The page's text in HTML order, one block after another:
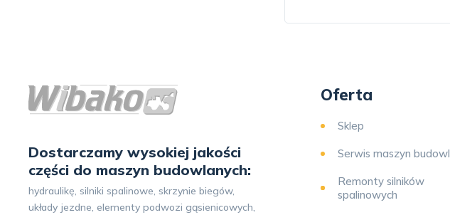
Dostarczamy wysokiej jakości
części do maszyn budowlanych:
hydraulikę, silniki spalinowe, skrzynie biegów,
układy jezdne, elementy podwozi gąsienicowych,
Oferta
Sklep
Serwis maszyn
Remonty silników
spalinowych